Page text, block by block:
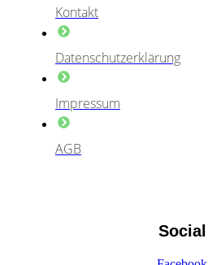
Kontakt
Datenschutzerklärung
Impressum
AGB
Social